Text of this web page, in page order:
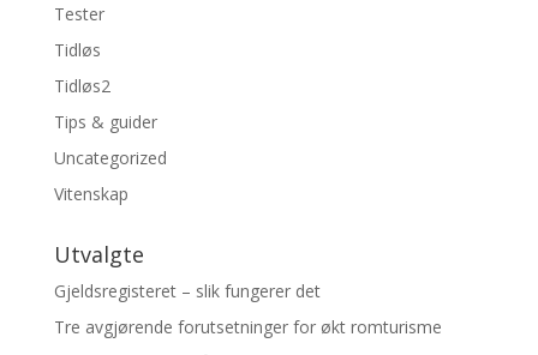
Tester
Tidløs
Tidløs2
Tips & guider
Uncategorized
Vitenskap
Utvalgte
Gjeldsregisteret – slik fungerer det
Tre avgjørende forutsetninger for økt romturisme